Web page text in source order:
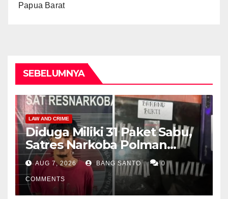
Papua Barat
SEBELUMNYA
LAW AND CRIME
Diduga Miliki 31 Paket Sabu,
Satres Narkoba Polman
Amankan Pria di Matali
AUG 7, 2026 BANG SANTO 0
COMMENTS